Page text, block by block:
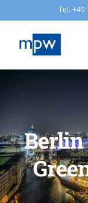
springen
Tel. +49
Berlin